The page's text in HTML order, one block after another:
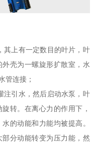
其上有一定数目的叶片，叶
壳为一螺旋形扩散室，水
管连接；
注引水，然后启动水泵，叶
转。在离心力的作用下，
的动能和力能均被提高。
分动能转变为压力能，然